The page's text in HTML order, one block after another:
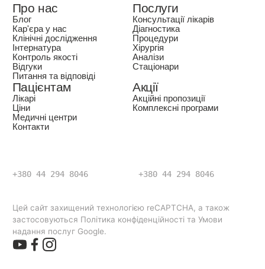
Про нас
Блог
Кар'єра у нас
Клінічні дослідження
Інтернатура
Контроль якості
Відгуки
Питання та відповіді
Послуги
Консультації лікарів
Діагностика
Процедури
Хірургія
Аналізи
Стаціонари
Пацієнтам
Лікарі
Ціни
Медичні центри
Контакти
Акції
Акційні пропозиції
Комплексні програми
+380 44 294 8046 +380 44 294 8046
Цей сайт захищений технологією reCAPTCHA, а також
застосовуються Політика конфіденційності та Умови
надання послуг Google.